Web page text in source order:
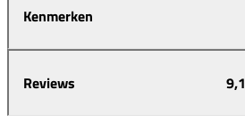
Kenmerken
Reviews 9,1